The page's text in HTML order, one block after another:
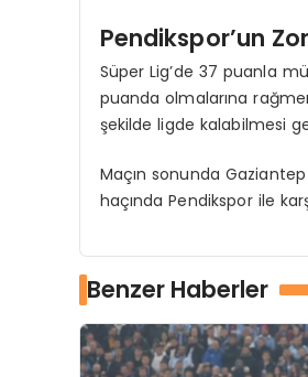
Pendikspor’un
Süper Lig’de 37 puanla
puanda olmalarına
şekilde ligde kalabilmesi
Maçın sonunda
haçında Pendikspor ile
Benzer Haberler